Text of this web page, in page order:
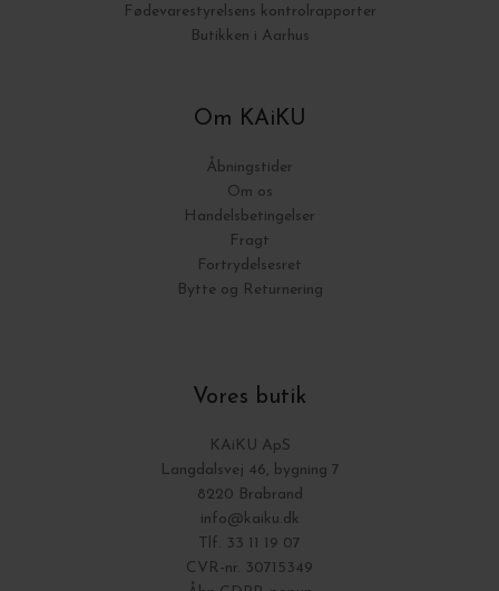
Fødevarestyrelsens kontrolrapporter
Butikken i Aarhus
Om KAiKU
Åbningstider
Om os
Handelsbetingelser
Fragt
Fortrydelsesret
Bytte og Returnering
Vores butik
KAiKU ApS
Langdalsvej 46, bygning 7
8220 Brabrand
info@kaiku.dk
Tlf. 33 11 19 07
CVR-nr. 30715349